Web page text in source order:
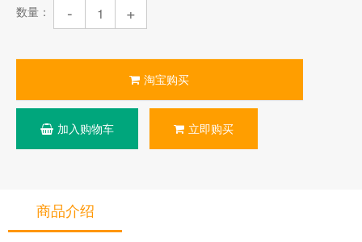
数量： - +
淘宝购买
加入购物车 立即购买
商品介绍